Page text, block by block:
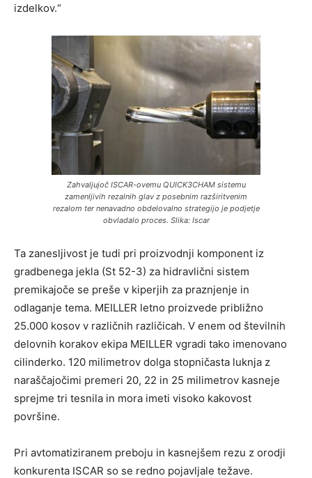
izdelkov.“
Zahvaljujoč ISCAR-ovemu QUICK3CHAM sistemu
zamenljivih rezalnih glav z posebnim razširitvenim
rezalom ter nenavadno obdelovalno strategijo je podjetje
obvladalo proces. Slika: Iscar
Ta zanesljivost je tudi pri proizvodnji komponent iz
gradbenega jekla (St 52-3) za hidravlični sistem
premikajoče se preše v kiperjih za praznjenje in
odlaganje tema. MEILLER letno proizvede približno
25.000 kosov v različnih različicah. V enem od številnih
delovnih korakov ekipa MEILLER vgradi tako imenovano
cilinderko. 120 milimetrov dolga stopničasta luknja z
naraščajočimi premeri 20, 22 in 25 milimetrov kasneje
sprejme tri tesnila in mora imeti visoko kakovost
površine.
Pri avtomatiziranem preboju in kasnejšem rezu z orodji
konkurenta ISCAR so se redno pojavljale težave.